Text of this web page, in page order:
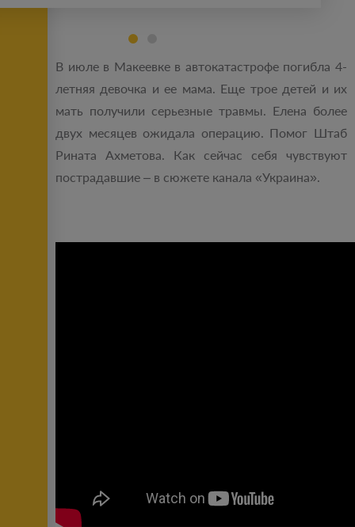
В июле в Макеевке в автокатастрофе погибла 4-
летняя девочка и ее мама. Еще трое детей и их
мать получили серьезные травмы. Елена более
двух месяцев ожидала операцию. Помог Штаб
Рината Ахметова. Как сейчас себя чувствуют
пострадавшие – в сюжете канала «Украина».